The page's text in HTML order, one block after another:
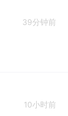
39分钟前
10小时前